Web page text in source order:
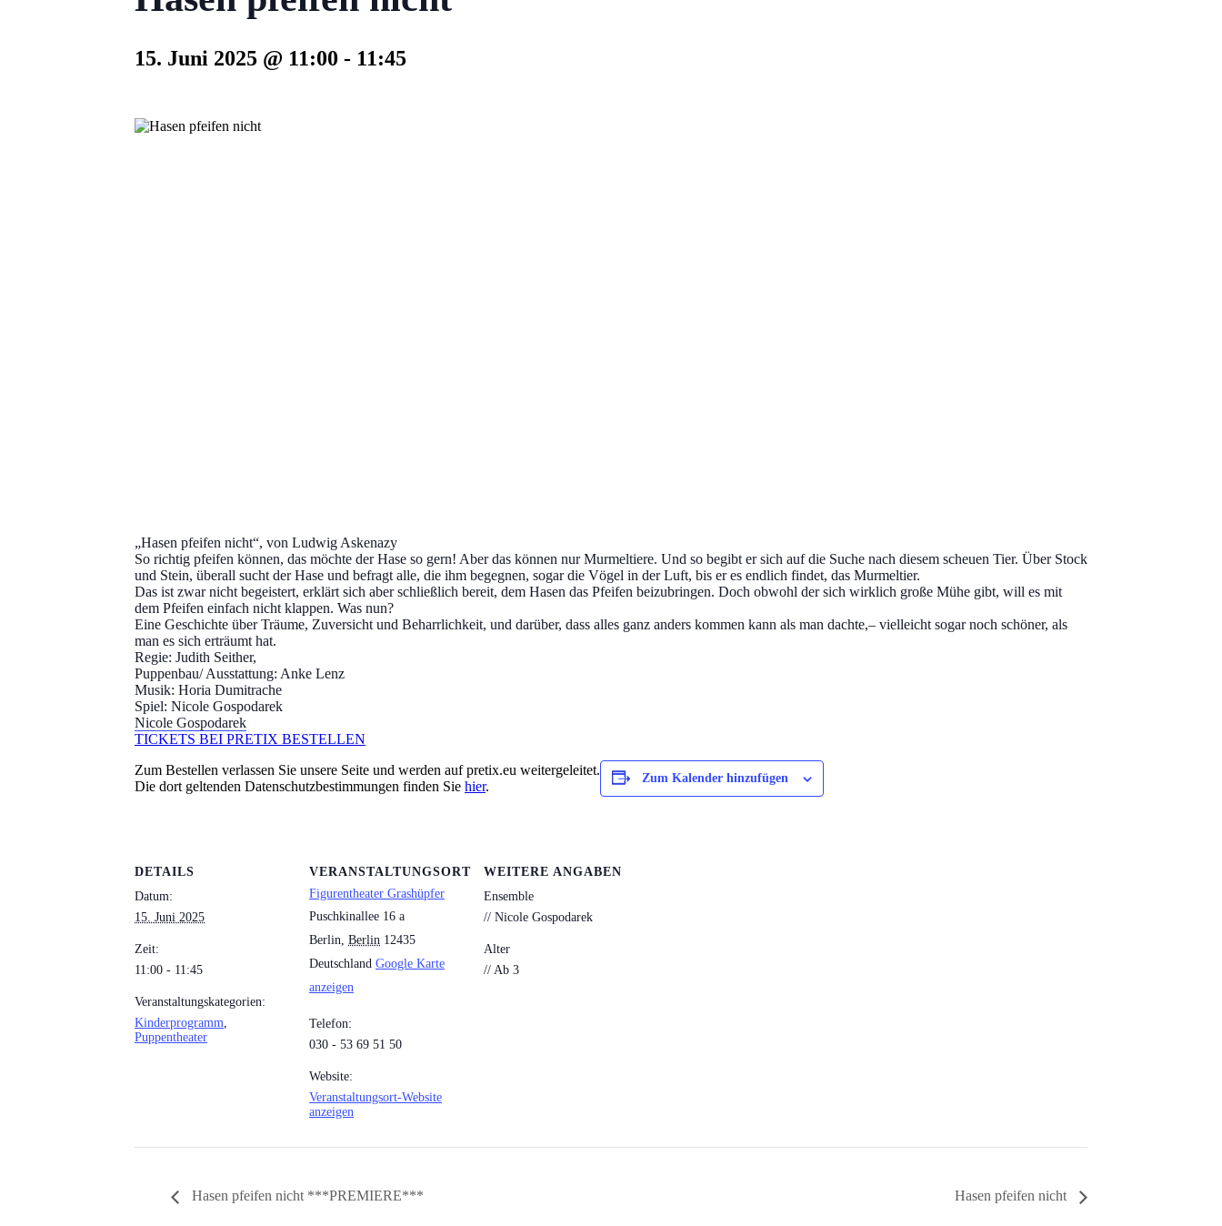
15. Juni 2025 @ 11:00 - 11:45
„Hasen pfeifen nicht“, von Ludwig Askenazy
So richtig pfeifen können, das möchte der Hase so gern! Aber das können nur Murmeltiere. Und so begibt er sich auf die Suche nach diesem scheuen Tier. Über Stock
und Stein, überall sucht der Hase und befragt alle, die ihm begegnen, sogar die Vögel in der Luft, bis er es endlich findet, das Murmeltier.
Das ist zwar nicht begeistert, erklärt sich aber schließlich bereit, dem Hasen das Pfeifen beizubringen. Doch obwohl der sich wirklich große Mühe gibt, will es mit
dem Pfeifen einfach nicht klappen. Was nun?
Eine Geschichte über Träume, Zuversicht und Beharrlichkeit, und darüber, dass alles ganz anders kommen kann als man dachte,– vielleicht sogar noch schöner, als
man es sich erträumt hat.
Regie: Judith Seither,
Puppenbau/ Ausstattung: Anke Lenz
Musik: Horia Dumitrache
Spiel: Nicole Gospodarek
Nicole Gospodarek
TICKETS BEI PRETIX BESTELLEN
Zum Bestellen verlassen Sie unsere Seite und werden auf pretix.eu weitergeleitet.
Die dort geltenden Datenschutzbestimmungen finden Sie hier.
Zum Kalender hinzufügen
DETAILS
Datum:
15. Juni 2025
Zeit:
11:00 - 11:45
Veranstaltungskategorien:
Kinderprogramm,
Puppentheater
VERANSTALTUNGSORT
Figurentheater Grashüpfer
Puschkinallee 16 a
Berlin, Berlin 12435
Deutschland Google Karte
anzeigen
Telefon:
030 - 53 69 51 50
Website:
Veranstaltungsort-Website
anzeigen
WEITERE ANGABEN
Ensemble
// Nicole Gospodarek
Alter
// Ab 3
Hasen pfeifen nicht ***PREMIERE*** Hasen pfeifen nicht